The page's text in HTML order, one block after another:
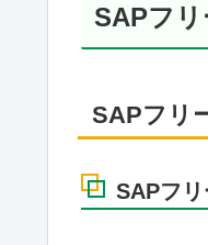
SAPフ
SAPフリ
SAPフ